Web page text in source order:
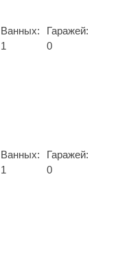
Ванных:
1
Гаражей:
0
Ванных:
1
Гаражей:
0